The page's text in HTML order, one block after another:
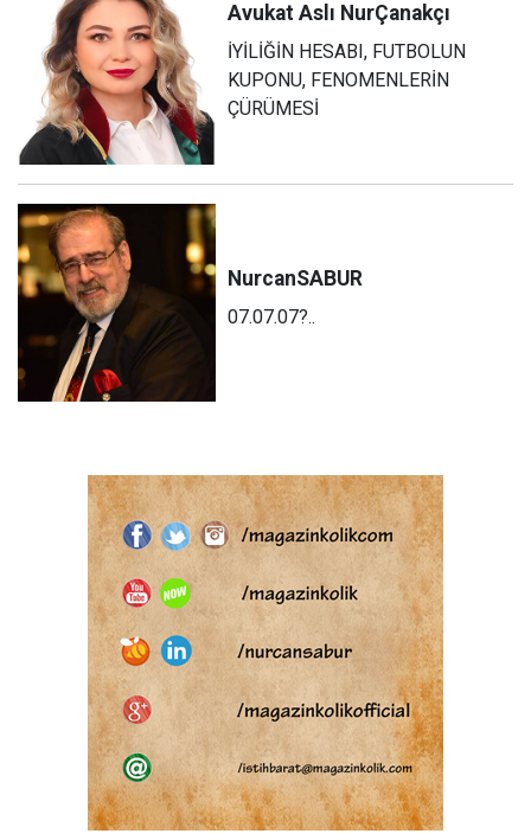
Avukat Aslı NurÇanakçı
İYİLİĞİN HESABI, FUTBOLUN
KUPONU, FENOMENLERİN
ÇÜRÜMESİ
NurcanSABUR
07.07.07?..